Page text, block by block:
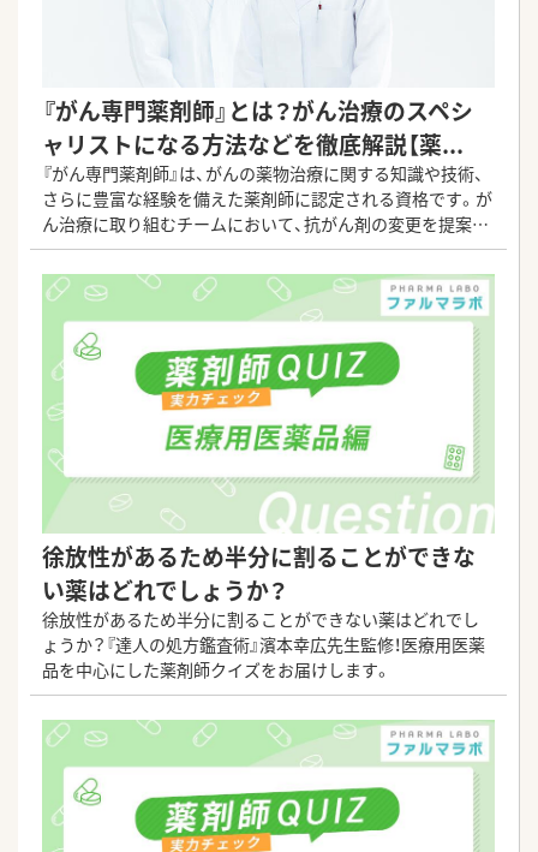
『がん専門薬剤師』とは？がん治療のスペシ
ャリストになる方法などを徹底解説【薬...
『がん専門薬剤師』は、がんの薬物治療に関する知識や技術、
さらに豊富な経験を備えた薬剤師に認定される資格です。が
ん治療に取り組むチームにおいて、抗がん剤の変更を提案し
たり投与量を調整したりすることが求められています。今回
は、そんな資格の概要や取得方法をご紹介します。
徐放性があるため半分に割ることができな
い薬はどれでしょうか？
徐放性があるため半分に割ることができない薬はどれでし
ょうか？『達人の処方鑑査術』濱本幸広先生監修！医療用医薬
品を中心にした薬剤師クイズをお届けします。